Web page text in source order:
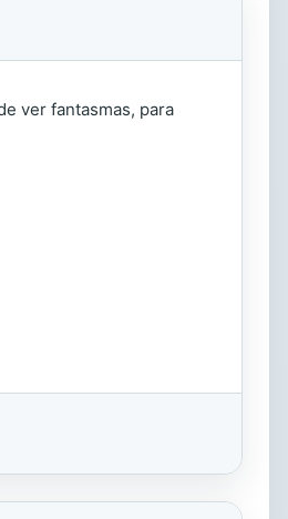
ver fantasmas, para